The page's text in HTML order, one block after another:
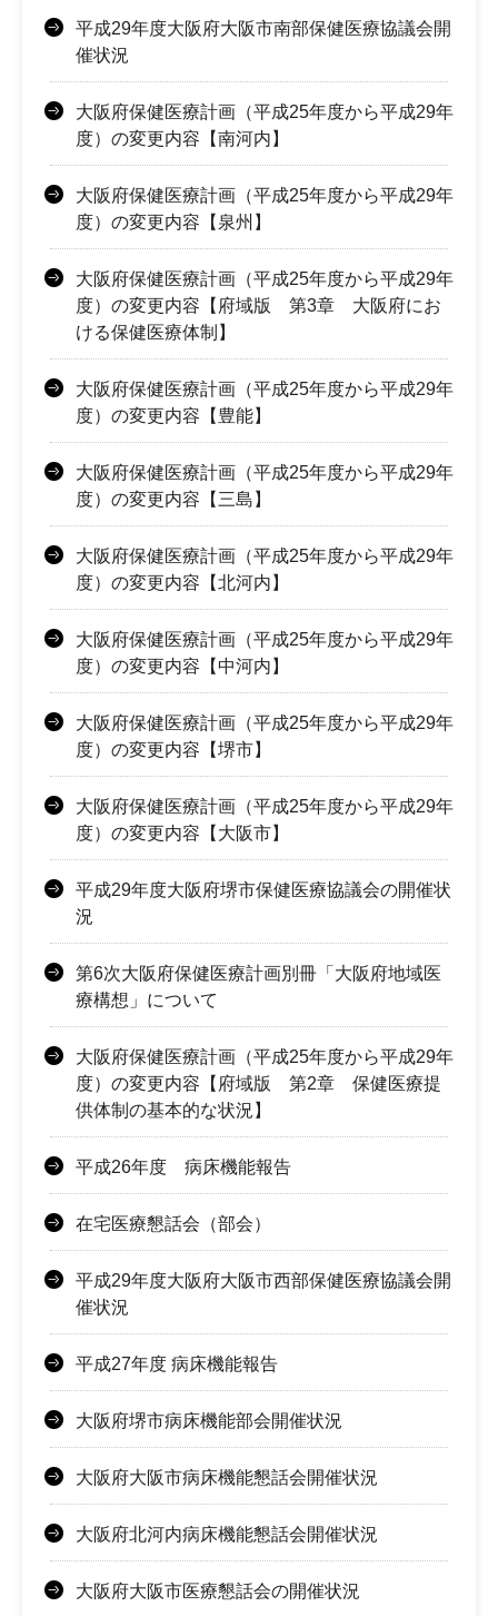
平成29年度大阪府大阪市南部保健医療協議会開
催状況
大阪府保健医療計画（平成25年度から平成29年
度）の変更内容【南河内】
大阪府保健医療計画（平成25年度から平成29年
度）の変更内容【泉州】
大阪府保健医療計画（平成25年度から平成29年
度）の変更内容【府域版 第3章 大阪府にお
ける保健医療体制】
大阪府保健医療計画（平成25年度から平成29年
度）の変更内容【豊能】
大阪府保健医療計画（平成25年度から平成29年
度）の変更内容【三島】
大阪府保健医療計画（平成25年度から平成29年
度）の変更内容【北河内】
大阪府保健医療計画（平成25年度から平成29年
度）の変更内容【中河内】
大阪府保健医療計画（平成25年度から平成29年
度）の変更内容【堺市】
大阪府保健医療計画（平成25年度から平成29年
度）の変更内容【大阪市】
平成29年度大阪府堺市保健医療協議会の開催状
況
第6次大阪府保健医療計画別冊「大阪府地域医
療構想」について
大阪府保健医療計画（平成25年度から平成29年
度）の変更内容【府域版 第2章 保健医療提
供体制の基本的な状況】
平成26年度 病床機能報告
在宅医療懇話会（部会）
平成29年度大阪府大阪市西部保健医療協議会開
催状況
平成27年度 病床機能報告
大阪府堺市病床機能部会開催状況
大阪府大阪市病床機能懇話会開催状況
大阪府北河内病床機能懇話会開催状況
大阪府大阪市医療懇話会の開催状況